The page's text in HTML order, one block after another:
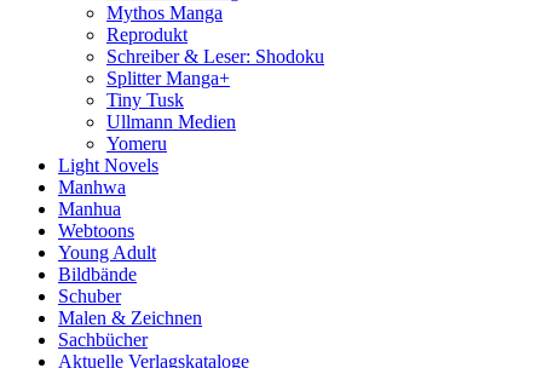
Mythos Manga
Reprodukt
Schreiber & Leser: Shodoku
Splitter Manga+
Tiny Tusk
Ullmann Medien
Yomeru
Light Novels
Manhwa
Manhua
Webtoons
Young Adult
Bildbände
Schuber
Malen & Zeichnen
Sachbücher
Aktuelle Verlagskataloge